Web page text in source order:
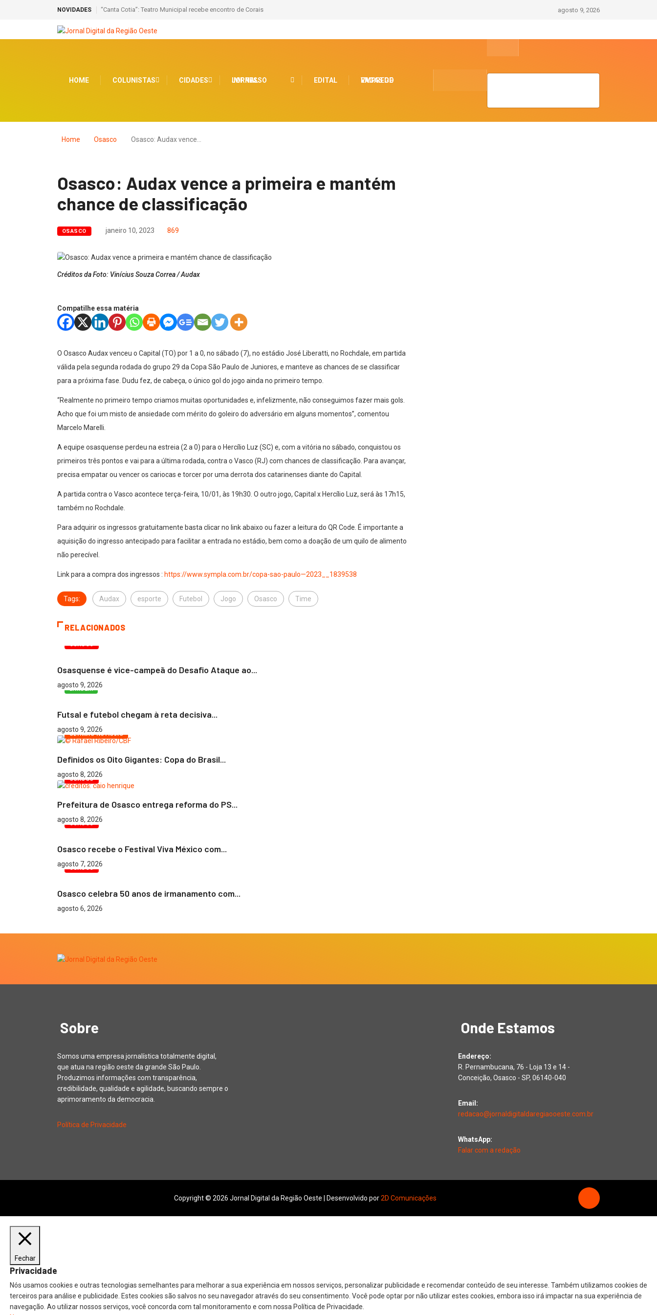
NOVIDADES “Canta Cotia”: Teatro Municipal recebe encontro de Corais agosto 9, 2026
HOME COLUNISTAS CIDADES JORNAL IMPRESSO EDITAL VAGAS DE EMPREGO
Home Osasco Osasco: Audax vence…
Osasco: Audax vence a primeira e mantém
chance de classificação
OSASCO janeiro 10, 2023 869
Créditos da Foto: Vinícius Souza Correa / Audax
Compatilhe essa matéria
O Osasco Audax venceu o Capital (TO) por 1 a 0, no sábado (7), no estádio José Liberatti, no Rochdale, em partida
válida pela segunda rodada do grupo 29 da Copa São Paulo de Juniores, e manteve as chances de se classificar
para a próxima fase. Dudu fez, de cabeça, o único gol do jogo ainda no primeiro tempo.
“Realmente no primeiro tempo criamos muitas oportunidades e, infelizmente, não conseguimos fazer mais gols.
Acho que foi um misto de ansiedade com mérito do goleiro do adversário em alguns momentos”, comentou
Marcelo Marelli.
A equipe osasquense perdeu na estreia (2 a 0) para o Hercílio Luz (SC) e, com a vitória no sábado, conquistou os
primeiros três pontos e vai para a última rodada, contra o Vasco (RJ) com chances de classificação. Para avançar,
precisa empatar ou vencer os cariocas e torcer por uma derrota dos catarinenses diante do Capital.
A partida contra o Vasco acontece terça-feira, 10/01, às 19h30. O outro jogo, Capital x Hercílio Luz, será às 17h15,
também no Rochdale.
Para adquirir os ingressos gratuitamente basta clicar no link abaixo ou fazer a leitura do QR Code. É importante a
aquisição do ingresso antecipado para facilitar a entrada no estádio, bem como a doação de um quilo de alimento
não perecível.
Link para a compra dos ingressos : https://www.sympla.com.br/copa-sao-paulo—2023__1839538
Tags: Audax esporte Futebol Jogo Osasco Time
RELACIONADOS
OSASCO
Osasquense é vice-campeã do Desafio Ataque ao...
agosto 9, 2026
BARUERI
Futsal e futebol chegam à reta decisiva...
agosto 9, 2026
ÚLTIMAS NOTÍCIAS
Definidos os Oito Gigantes: Copa do Brasil...
agosto 8, 2026
OSASCO
Prefeitura de Osasco entrega reforma do PS...
agosto 8, 2026
OSASCO
Osasco recebe o Festival Viva México com...
agosto 7, 2026
OSASCO
Osasco celebra 50 anos de irmanamento com...
agosto 6, 2026
Sobre
Somos uma empresa jornalística totalmente digital,
que atua na região oeste da grande São Paulo.
Produzimos informações com transparência,
credibilidade, qualidade e agilidade, buscando sempre o
aprimoramento da democracia.
Política de Privacidade
Onde Estamos
Endereço:
R. Pernambucana, 76 - Loja 13 e 14 -
Conceição, Osasco - SP, 06140-040
Email:
redacao@jornaldigitaldaregiaooeste.com.br
WhatsApp:
Falar com a redação
Copyright © 2026 Jornal Digital da Região Oeste | Desenvolvido por2D Comunicações
Fechar
Privacidade
Nós usamos cookies e outras tecnologias semelhantes para melhorar a sua experiência em nossos serviços, personalizar publicidade e recomendar conteúdo de seu interesse. Também utilizamos cookies de
terceiros para análise e publicidade. Estes cookies são salvos no seu navegador através do seu consentimento. Você pode optar por não utilizar estes cookies, embora isso irá impactar na sua experiência de
navegação. Ao utilizar nossos serviços, você concorda com tal monitoramento e com nossa Política de Privacidade.